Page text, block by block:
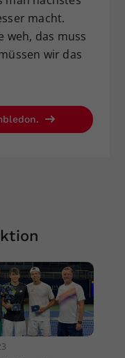
macht.
weh, das muss
wir das